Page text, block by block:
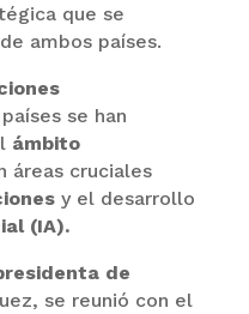
que se
ambos países.
se han
ámbito
áreas cruciales
y el desarrollo
(IA).
de
se reunió con el